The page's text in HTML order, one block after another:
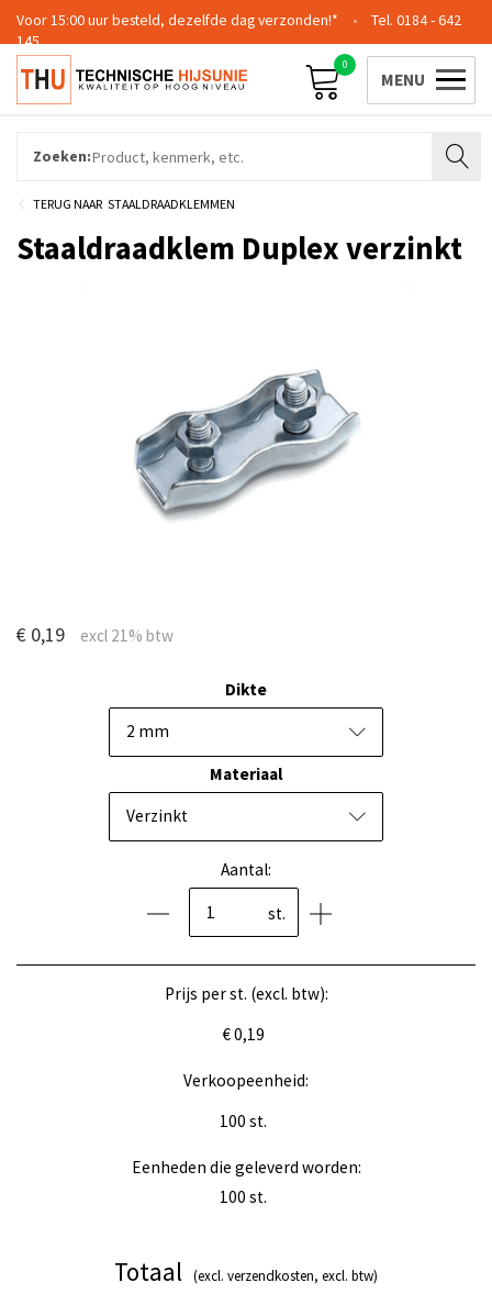
Voor 15:00 uur besteld, dezelfde dag verzonden!*
0184 - 642
145
0
Zoeken:
STAALDRAADKLEMMEN
Staaldraadklem Duplex verzinkt
€ 0,19
Dikte
2 mm
Materiaal
Verzinkt
Aantal:
st.
Prijs per st. (excl. btw):
€ 0,19
Verkoopeenheid:
100 st.
Eenheden die geleverd worden:
100 st.
Totaal (excl. verzendkosten, excl. btw)